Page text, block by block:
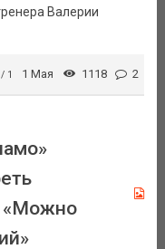
Валерии
1 1 Мая 1118 2
«Можно